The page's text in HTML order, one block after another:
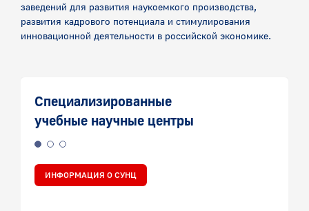
заведений для развития наукоемкого производства,
развития кадрового потенциала и стимулирования
инновационной деятельности в российской экономике.
Специализированные
учебные научные центры
ИНФОРМАЦИЯ О СУНЦ